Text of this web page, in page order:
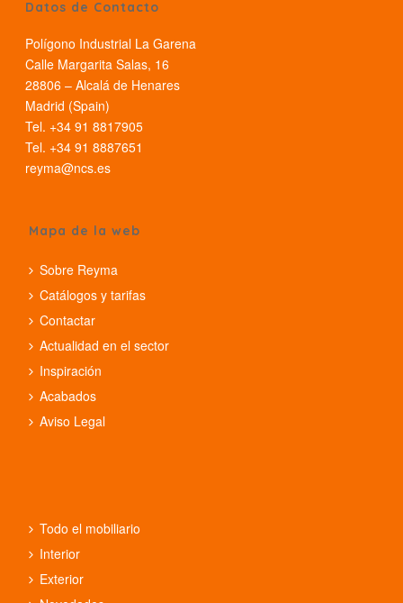
Datos de Contacto
Polígono Industrial La Garena
Calle Margarita Salas, 16
28806 – Alcalá de Henares
Madrid (Spain)
Tel. +34 91 8817905
Tel. +34 91 8887651
reyma@ncs.es
Mapa de la web
Sobre Reyma
Catálogos y tarifas
Contactar
Actualidad en el sector
Inspiración
Acabados
Aviso Legal
Todo el mobiliario
Interior
Exterior